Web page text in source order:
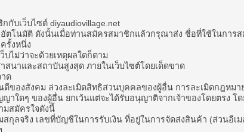
บเว็บไซต์ diyaudiovillage.net
ตโนมัติ ดังนั้นเมื่อท่านสมัครสมาชิกแล้วกรุณาส่ง ชื่อที่ใช้ในการ
รั้งหนึ่ง
ไม่ว่าจะด้วยเหตุผลใดก็ตาม
นาและสถาบันสูงสุด ภายในเว็บไซต์โดยเด็ดขาด
ด
ของสังคม ล่วงละเมิดสิทธิส่วนบุคคลของผู้อื่น การละเมิดกฎหม
ใดๆ ของผู้อื่น ยกเว้นแต่จะได้รับอนุญาติจากเจ้าของโดยตรง
มสมัครใจดังนี้
ลจริง เลขที่บัญชีในการรับเงิน ที่อยู่ในการจัดส่งสินค้า (ส่วนอีเ